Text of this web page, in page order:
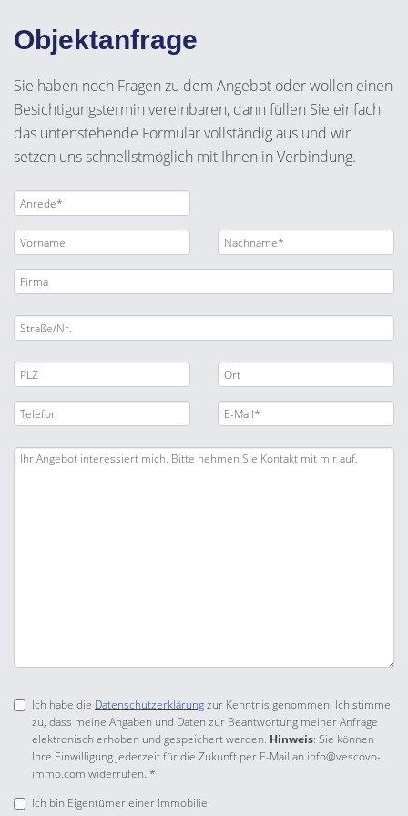
Objektanfrage
Sie haben noch Fragen zu dem Angebot oder wollen einen
Besichtigungstermin vereinbaren, dann füllen Sie einfach
das untenstehende Formular vollständig aus und wir
setzen uns schnellstmöglich mit Ihnen in Verbindung.
Ich habe die Datenschutzerklärungzur Kenntnis genommen. Ich stimme
zu, dass meine Angaben und Daten zur Beantwortung meiner Anfrage
elektronisch erhoben und gespeichert werden. Hinweis: Sie können
Ihre Einwilligung jederzeit für die Zukunft per E-Mail an info@vescovo-
immo.com widerrufen. *
Ich bin Eigentümer einer Immobilie.